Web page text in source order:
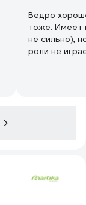
Ведро
тоже. Имеет
не сильно),
роли не